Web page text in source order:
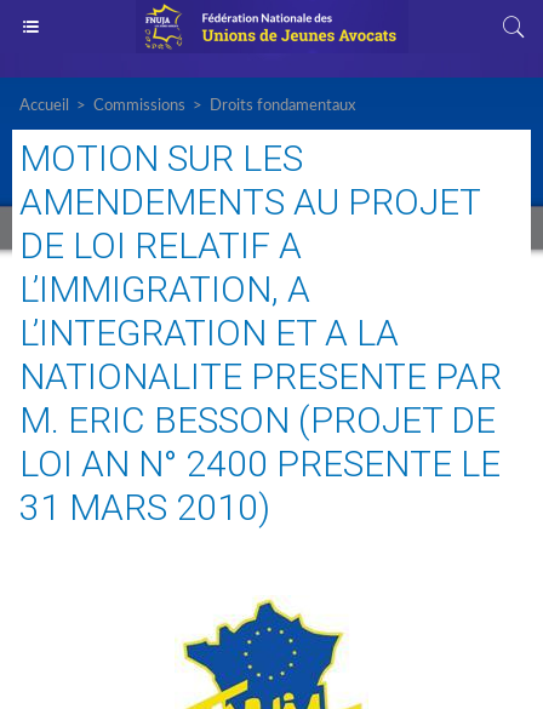
Accueil > Commissions > Droits fondamentaux
MOTION SUR LES
AMENDEMENTS AU PROJET
DE LOI RELATIF A
L’IMMIGRATION, A
L’INTEGRATION ET A LA
NATIONALITE PRESENTE PAR
M. ERIC BESSON (PROJET DE
LOI AN N° 2400 PRESENTE LE
31 MARS 2010)